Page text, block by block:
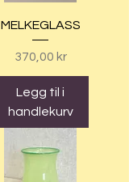
MELKEGLASS
Pris
370,00 kr
Legg til i
handlekurv